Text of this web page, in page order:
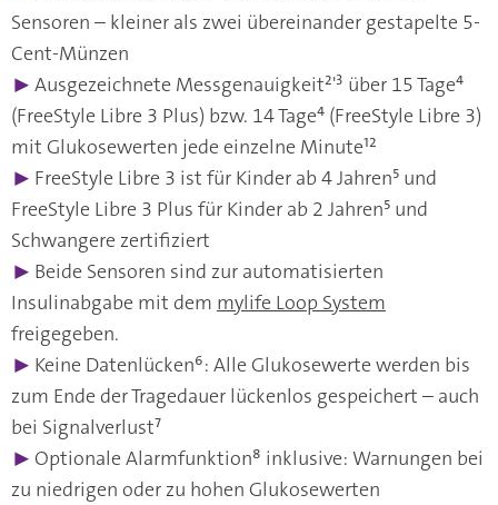
Sensoren – kleiner als zwei übereinander gestapelte 5-
Cent-Münzen
▶ Ausgezeichnete Messgenauigkeit²'³ über 15 Tage⁴
(FreeStyle Libre 3 Plus) bzw. 14 Tage⁴ (FreeStyle Libre 3)
mit Glukosewerten jede einzelne Minute¹²
▶ FreeStyle Libre 3 ist für Kinder ab 4 Jahren⁵ und
FreeStyle Libre 3 Plus für Kinder ab 2 Jahren⁵ und
Schwangere zertifiziert
▶ Beide Sensoren sind zur automatisierten
Insulinabgabe mit dem mylife Loop System
freigegeben.
▶ Keine Datenlücken⁶: Alle Glukosewerte werden bis
zum Ende der Tragedauer lückenlos gespeichert – auch
bei Signalverlust⁷
▶ Optionale Alarmfunktion⁸ inklusive: Warnungen bei
zu niedrigen oder zu hohen Glukosewerten